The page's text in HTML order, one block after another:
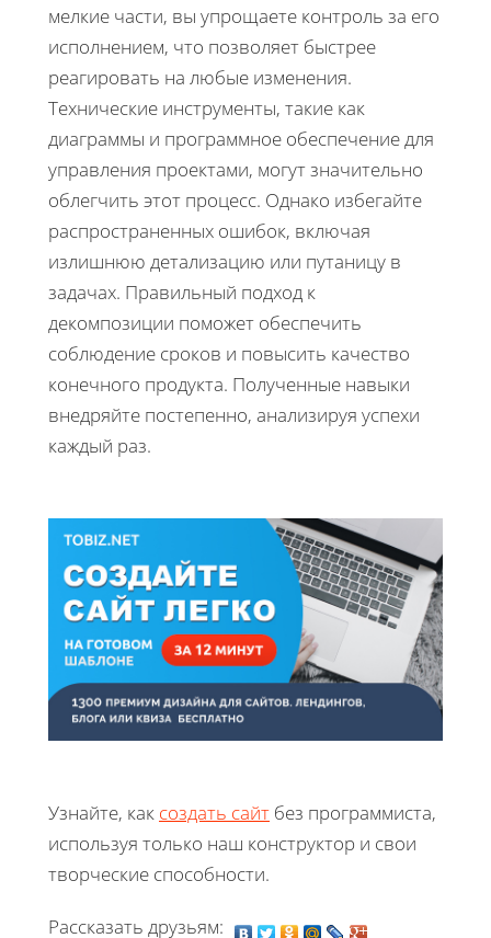
мелкие части, вы упрощаете контроль за его
исполнением, что позволяет быстрее
реагировать на любые изменения.
Технические инструменты, такие как
диаграммы и программное обеспечение для
управления проектами, могут значительно
облегчить этот процесс. Однако избегайте
распространенных ошибок, включая
излишнюю детализацию или путаницу в
задачах. Правильный подход к
декомпозиции поможет обеспечить
соблюдение сроков и повысить качество
конечного продукта. Полученные навыки
внедряйте постепенно, анализируя успехи
каждый раз.
Узнайте, как создать сайт без программиста,
используя только наш конструктор и свои
творческие способности.
Рассказать друзьям: